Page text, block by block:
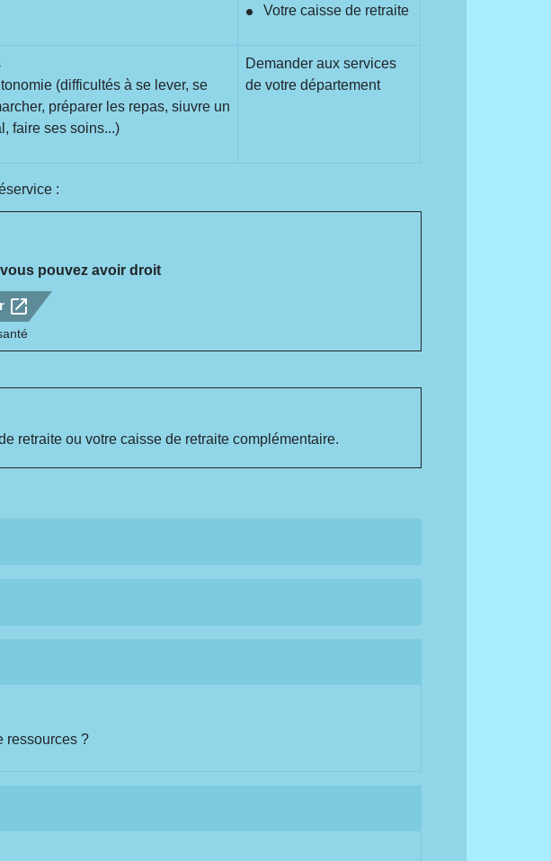
Votre caisse de retraite
(difficultés à se lever, se
préparer les repas, siuvre un
faire ses soins...)
Demander aux services
de votre département
:
pouvez avoir droit
open_in_new
retraite ou votre caisse de retraite complémentaire.
ressources ?